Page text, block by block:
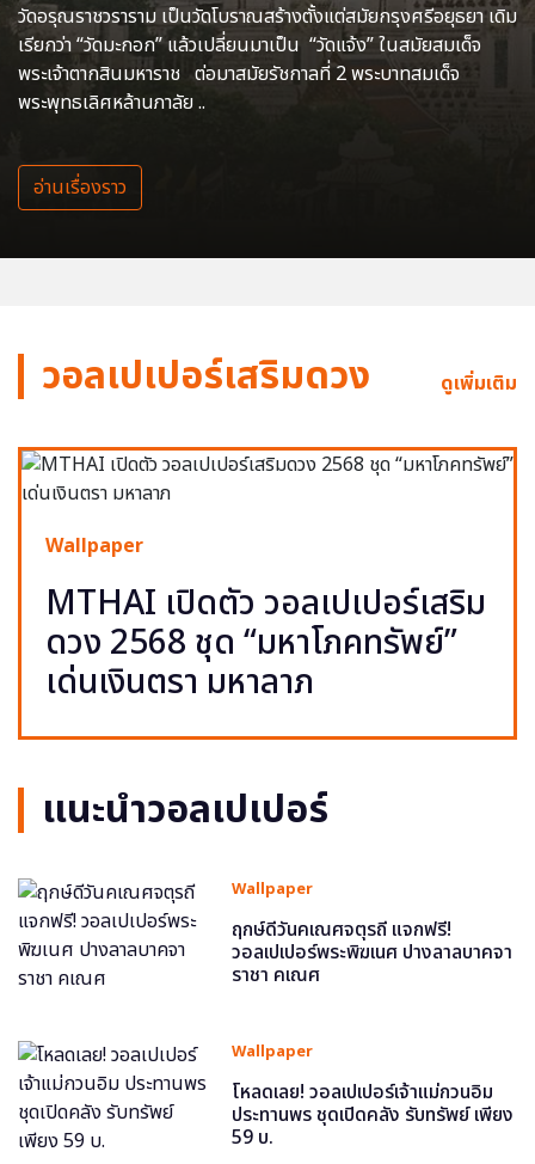
วัดอรุณราชวราราม เป็นวัดโบราณสร้างตั้งแต่สมัยกรุงศรีอยุธยา เดิม
เรียกว่า “วัดมะกอก” แล้วเปลี่ยนมาเป็น “วัดแจ้ง” ในสมัยสมเด็จ
พระเจ้าตากสินมหาราช ต่อมาสมัยรัชกาลที่ 2 พระบาทสมเด็จ
พระพุทธเลิศหล้านภาลัย ..
อ่านเรื่องราว
วอลเปเปอร์เสริมดวง ดูเพิ่มเติม
Wallpaper
MTHAI เปิดตัว วอลเปเปอร์เสริม
ดวง 2568 ชุด “มหาโภคทรัพย์”
เด่นเงินตรา มหาลาภ
แนะนำวอลเปเปอร์
Wallpaper
ฤกษ์ดีวันคเณศจตุรถี แจกฟรี!
วอลเปเปอร์พระพิฆเนศ ปางลาลบาคจา
ราชา คเณศ
Wallpaper
โหลดเลย! วอลเปเปอร์เจ้าแม่กวนอิม
ประทานพร ชุดเปิดคลัง รับทรัพย์ เพียง
59 บ.